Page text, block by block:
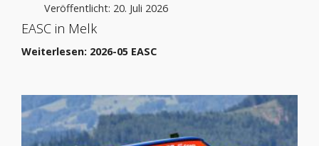
Veröffentlicht: 20. Juli 2026
EASC in Melk
Weiterlesen: 2026-05 EASC